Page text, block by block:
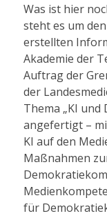
Was ist hier
steht es um
erstellten
Akademie der
Auftrag der
der
Thema „KI
angefertigt –
KI auf den
Maßnahmen
für